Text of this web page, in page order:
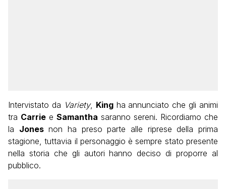
Intervistato da Variety, Kingha annunciato che gli animi
tra Carrie e Samantha saranno sereni. Ricordiamo che
la Jonesnon ha preso parte alle riprese della prima
stagione, tuttavia il personaggio è sempre stato presente
nella storia che gli autori hanno deciso di proporre al
pubblico.